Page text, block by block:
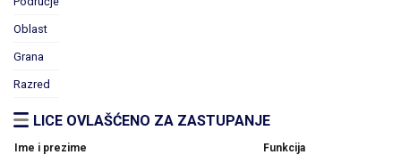
Oblast
Grana
Razred
LICE OVLAŠĆENO ZA ZASTUPANJE
Ime i prezime Funkcija